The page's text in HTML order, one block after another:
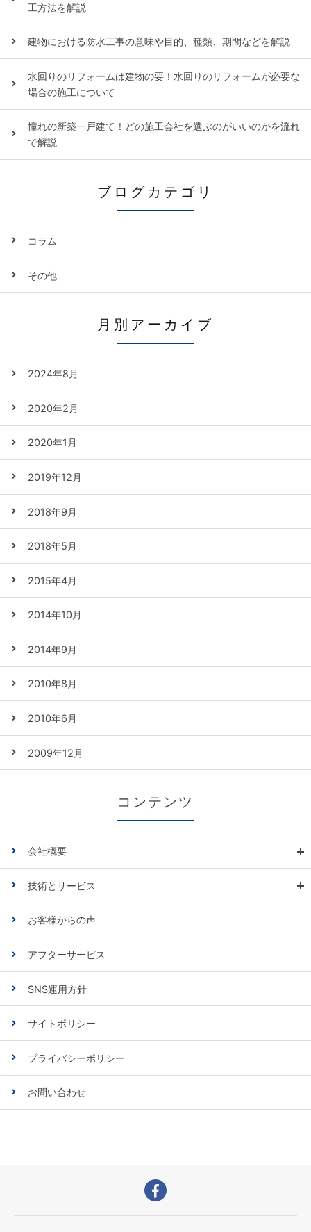
工方法を解説
建物における防水工事の意味や目的、種類、期間などを解説
水回りのリフォームは建物の要！水回りのリフォームが必要な
場合の施工について
憧れの新築一戸建て！どの施工会社を選ぶのがいいのかを流れ
で解説
ブログカテゴリ
コラム
その他
月別アーカイブ
2024年8月
2020年2月
2020年1月
2019年12月
2018年9月
2018年5月
2015年4月
2014年10月
2014年9月
2010年8月
2010年6月
2009年12月
コンテンツ
会社概要
技術とサービス
お客様からの声
アフターサービス
SNS運用方針
サイトポリシー
プライバシーポリシー
お問い合わせ